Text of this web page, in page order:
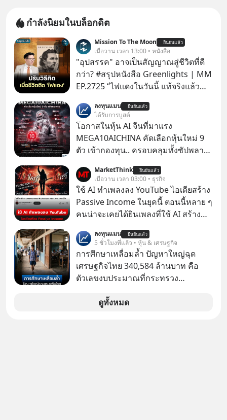
กำลังนิยมในบล็อกดิต
Mission To The Moon ยืนยันแล้ว
เมื่อวาน เวลา 13:00 • หนังสือ
"อุปสรรค" อาจเป็นสัญญาณสู่ชีวิตที่ดี
กว่า? #สรุปหนังสือ Greenlights | MM
EP.2725 “ไฟแดงในวันนี้ แท้จริงแล้ว
เปลี่ยนสี” McConaughey ดาราดาวรุ่ง
ในยุคหนึ่ง เคยปฏิเสธเงินค่าตัวหนังรอม
คอมที่สูงถึง 14.5 ล้านดอลลาร์ (หรือ
ราว 500 ล้านบาท) เพียงเพราะเขาไม่
อยากขังตัวเองไว้ในกล่องเดิมๆ ผลที่
ตามมาคือ โทรศัพท์ของเขากลายเป็น
ความเงียบสนิทนานถึง 14 เดือนเต็ม แต่
ความเงียบและ "ไฟแดง" ในวันนั้นกลับ
กลายเป็นการถอยหลังเพื่อตั้งหลัก จนส่ง
ให้เขาก้าวขึ้นไปยืนถือรางวัลออสการ์
ในบทบาทที่เปลี่ยนชีวิตเขาไปตลอดกาล
ใน MM EP. นี้ เราจะมาร่วมถอดรหัส
และปรับวิธีคิดกันว่า Greenlight (ไฟ
เขียว) จะสร้างมันขึ้นมาล่วงหน้าด้วย
วินัยและความพร้อมได้อย่างไร?
สัญญาณเตือน และชะลอตัวอย่างมีสติ
ลงทุนแมน ยืนยันแล้ว
ได้รับการบูสต์
โอกาสในหุ้น AI จีนที่มาแรง
MEGA10AICHINA คัดเลือกหุ้นใหม่ 9
ตัว เข้ากองทุน.. ครอบคลุมทั้งซัปพลาย
โปรโมชัน ลด 50% ค่าธรรมเนียมซื้อ |
ยอด 2 ล้านบาทขึ้นไป ฟรีค่าธรรมเนียม
ซื้อ
MarketThink ยืนยันแล้ว
เมื่อวาน เวลา 03:00 • ธุรกิจ
ใช้ AI ทำเพลงลง YouTube ไอเดียสร้าง
Passive Income ในยุคนี้ ตอนนี้หลาย ๆ
คนน่าจะเคยได้ยินเพลงที่ใช้ AI สร้าง
รู้ตัวเรา” จากช่องชื่อว่า UNHEARD
MUSIC ที่ตอนนี้มียอดรับชมกว่า 26
ล้านครั้งแล้ว
ลงทุนแมน ยืนยันแล้ว
5 ชั่วโมงที่แล้ว • หุ้น & เศรษฐกิจ
การศึกษาเหลื่อมล้ำ ปัญหาใหญ่ฉุด
เศรษฐกิจไทย 340,584 ล้านบาท คือ
ตัวเลขงบประมาณที่กระทรวง
รายจ่ายประจำปี 2568 ซึ่งมากที่สุดเป็น
ดูทั้งหมด